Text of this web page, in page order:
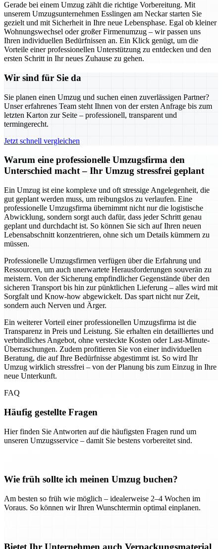
Gerade bei einem Umzug zählt die richtige Vorbereitung. Mit
unserem Umzugsunternehmen Esslingen am Neckar starten Sie
gezielt und mit Sicherheit in Ihre neue Lebensphase. Egal ob kleiner
Wohnungswechsel oder großer Firmenumzug – wir passen uns
Ihren individuellen Bedürfnissen an. Ein Klick genügt, um die
Vorteile einer professionellen Unterstützung zu entdecken und den
ersten Schritt in Ihr neues Zuhause zu gehen.
Wir sind für Sie da
Sie planen einen Umzug und suchen einen zuverlässigen Partner?
Unser erfahrenes Team steht Ihnen von der ersten Anfrage bis zum
letzten Karton zur Seite – professionell, transparent und
termingerecht.
Jetzt schnell vergleichen
Warum eine professionelle Umzugsfirma den
Unterschied macht – Ihr Umzug stressfrei geplant
Ein Umzug ist eine komplexe und oft stressige Angelegenheit, die
gut geplant werden muss, um reibungslos zu verlaufen. Eine
professionelle Umzugsfirma übernimmt nicht nur die logistische
Abwicklung, sondern sorgt auch dafür, dass jeder Schritt genau
geplant und durchdacht ist. So können Sie sich auf Ihren neuen
Lebensabschnitt konzentrieren, ohne sich um Details kümmern zu
müssen.
Professionelle Umzugsfirmen verfügen über die Erfahrung und
Ressourcen, um auch unerwartete Herausforderungen souverän zu
meistern. Von der Sicherung empfindlicher Gegenstände über den
sicheren Transport bis hin zur pünktlichen Lieferung – alles wird mit
Sorgfalt und Know-how abgewickelt. Das spart nicht nur Zeit,
sondern auch Nerven und Ärger.
Ein weiterer Vorteil einer professionellen Umzugsfirma ist die
Transparenz in Preis und Leistung. Sie erhalten ein detailliertes und
verbindliches Angebot, ohne versteckte Kosten oder Last-Minute-
Überraschungen. Zudem profitieren Sie von einer individuellen
Beratung, die auf Ihre Bedürfnisse abgestimmt ist. So wird Ihr
Umzug wirklich stressfrei – von der Planung bis zum Einzug in Ihre
neue Unterkunft.
FAQ
Häufig gestellte Fragen
Hier finden Sie Antworten auf die häufigsten Fragen rund um
unseren Umzugsservice – damit Sie bestens vorbereitet sind.
Wie früh sollte ich meinen Umzug buchen?
Am besten so früh wie möglich – idealerweise 2–4 Wochen im
Voraus. So können wir Ihren Wunschtermin optimal einplanen.
Bietet Ihr Unternehmen auch Verpackungsmaterial